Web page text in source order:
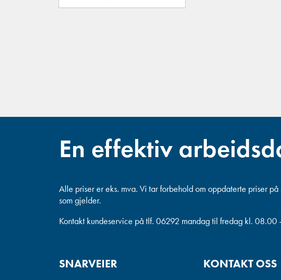
En effektiv
Alle priser er eks. mva. Vi tar forbehold om oppdaterte priser på
som gjelder.
Kontakt kundeservice på tlf. 06292 mandag til fredag kl. 08.00
SNARVEIER KONTAKT OSS